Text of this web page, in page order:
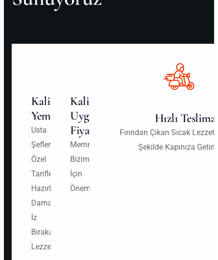
Kaliteli
Yemek
Usta
Şeflerimizin
Özel
Tarifleriyle
Hazırlanan,
Damaklarda
İz
Bırakan
Lezzetler
Kalite
Uygun
Fiyatlarla!
Memnuniyetiniz
Bizim
İçin
Önemli
Hızlı
Fırından Çıkan Sıcak
Şekilde Kapınıza